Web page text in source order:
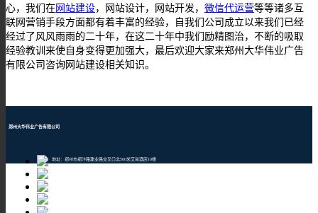
心，我们在网站建设，网站设计，网站开发， 微信代运营等等诸多互
联网营销手段方面都有着丰富的经验，自我们公司成立以来我们已经
经过了风风雨雨的二十年，在这二十年中我们励精图治，不断的吸取
经验教训来使自身变得更加强大，最后欢迎大家来郑州大华伟业广告
有限公司咨询网站建设相关知识。
郑州大华伟业广告有限公司
地址：郑州市郑汴路建业路交叉口北500米艾尚酒店10楼